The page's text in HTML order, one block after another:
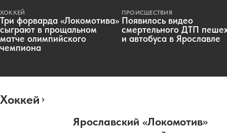
ХОККЕЙ
Три форварда «Локомотива»
сыграют в прощальном
матче олимпийского
чемпиона
ПРОИСШЕСТВИЯ
Появилось видео
смертельного ДТП
и автобуса в Ярославле
Хоккей
Ярославский «Локомотив»